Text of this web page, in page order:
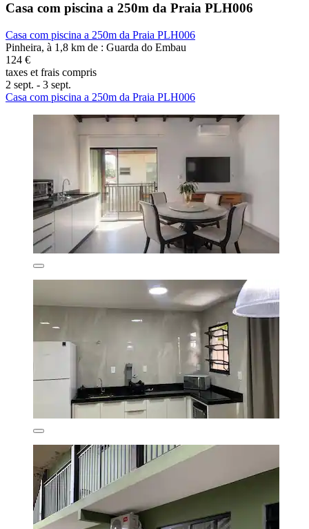
Casa com piscina a 250m da Praia PLH006
Casa com piscina a 250m da Praia PLH006
Pinheira, à 1,8 km de : Guarda do Embau
124 €
taxes et frais compris
2 sept. - 3 sept.
Casa com piscina a 250m da Praia PLH006